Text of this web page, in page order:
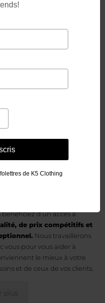
un
&
d’un accès à
de prix compétitifs et
Nous travaillerons
vous pour vous aider à
le mieux à votre
et de ceux de vos clients.
plus
de K5 Clothing